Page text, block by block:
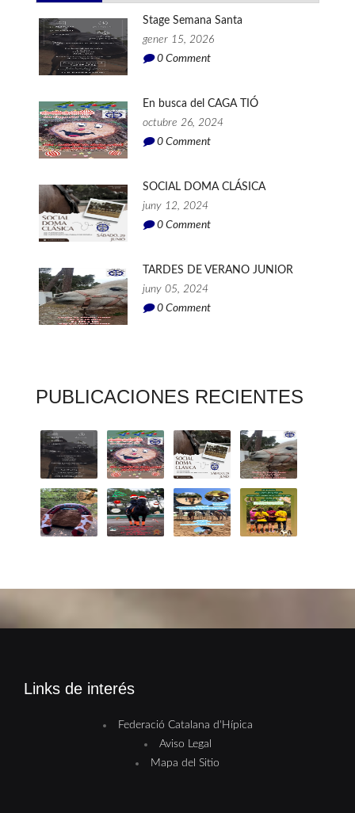
Stage Semana Santa
gener 15, 2026
0 Comment
En busca del CAGA TIÓ
octubre 26, 2024
0 Comment
SOCIAL DOMA CLÁSICA
juny 12, 2024
0 Comment
TARDES DE VERANO JUNIOR
juny 05, 2024
0 Comment
PUBLICACIONES RECIENTES
Links de interés
Federació Catalana d'Hípica
Aviso Legal
Mapa del Sitio